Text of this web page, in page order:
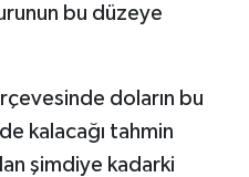
bu düzeye
doların bu
kalacağı tahmin
şimdiye kadarki